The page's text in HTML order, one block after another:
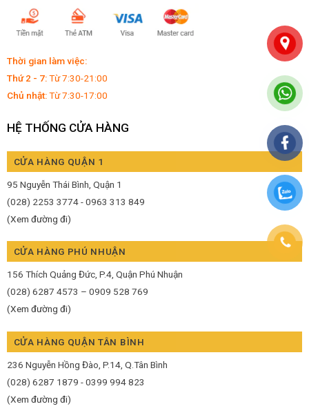
Thời gian làm việc:
Thứ 2 - 7:Từ 7:30-21:00
Chủ nhật:Từ 7:30-17:00
HỆ THỐNG CỬA HÀNG
CỬA HÀNG QUẬN 1
95 Nguyễn Thái Bình, Quận 1
(028) 2253 3774 - 0963 313 849
(Xem đường đi)
CỬA HÀNG PHÚ NHUẬN
156 Thích Quảng Đức, P.4, Quận Phú Nhuận
(028) 6287 4573 – 0909 528 769
(Xem đường đi)
CỬA HÀNG QUẬN TÂN BÌNH
236 Nguyễn Hồng Đào, P.14, Q.Tân Bình
(028) 6287 1879 - 0399 994 823
(Xem đường đi)